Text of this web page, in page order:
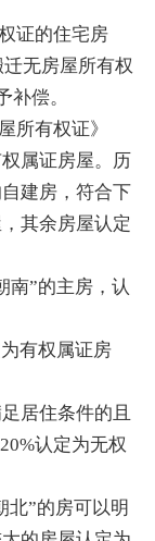
证的住宅房
无房屋所有权
偿。
所有权证》
属证房屋。历
建房，符合下
其余房屋认定
南”的主房，认
有权属证房
居住条件的且
认定为无权
北”的房可以明